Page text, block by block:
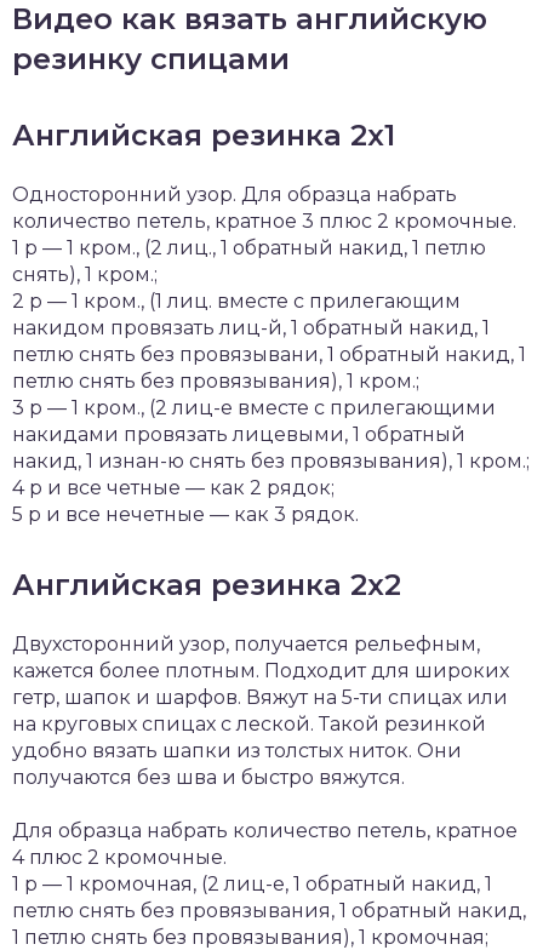
Видео как вязать английскую
резинку спицами
Английская резинка 2х1
Односторонний узор. Для образца набрать
количество петель, кратное 3 плюс 2 кромочные.
1 р — 1 кром., (2 лиц., 1 обратный накид, 1 петлю
снять), 1 кром.;
2 р — 1 кром., (1 лиц. вместе с прилегающим
накидом провязать лиц-й, 1 обратный накид, 1
петлю снять без провязывани, 1 обратный накид, 1
петлю снять без провязывания), 1 кром.;
3 р — 1 кром., (2 лиц-е вместе с прилегающими
накидами провязать лицевыми, 1 обратный
накид, 1 изнан-ю снять без провязывания), 1 кром.;
4 р и все четные — как 2 рядок;
5 р и все нечетные — как 3 рядок.
Английская резинка 2х2
Двухсторонний узор, получается рельефным,
кажется более плотным. Подходит для широких
гетр, шапок и шарфов. Вяжут на 5-ти спицах или
на круговых спицах с леской. Такой резинкой
удобно вязать шапки из толстых ниток. Они
получаются без шва и быстро вяжутся.
Для образца набрать количество петель, кратное
4 плюс 2 кромочные.
1 р — 1 кромочная, (2 лиц-е, 1 обратный накид, 1
петлю снять без провязывания, 1 обратный накид,
1 петлю снять без провязывания), 1 кромочная;